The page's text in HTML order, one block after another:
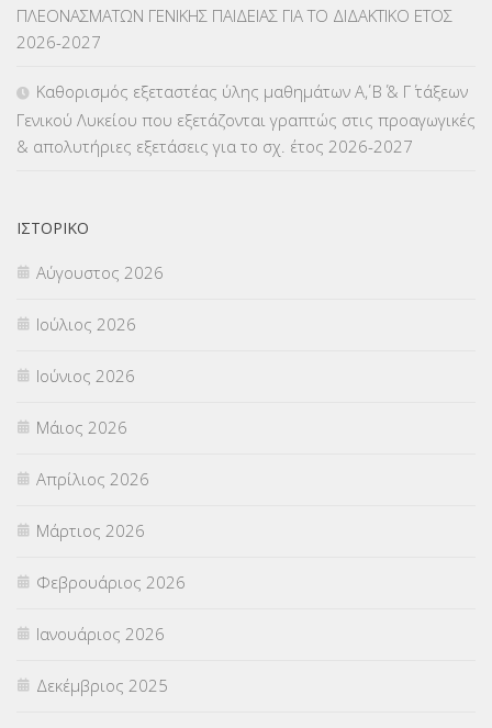
ΜΕΤΑΘΕΣΕΙΣ-ΤΟΠΟΘΕΤΗΣΕΙΣ ΒΕΛΤΙΩΣΕΙΣ(319)
ΜΕΤΑΦΟΡΑ ΜΑΘΗΤΩΝ(3)
ΟΙΚΟΝΟΜΙΚΑ ΘΕΜΑΤΑ
Π.Ε.Κ. ΗΡΑΚΛΕΙΟΥ
ΠΑΝΕΛΛΑΔΙΚΕΣ ΕΞΕΤΑΣΕΙΣ
ΠΡΟΚΗΡΥΞΕΙΣ
ΣΕΜΙΝΑΡΙΑ – ΗΜΕΡΙΔΕΣ
ΣΕΠ(50)
ΣΤΕΛΕΧΗ (360)
ΣΥΜΒΟΥΛΕΥΤΙΚΟΣ ΣΤΑΘΜΟΣ ΝΕΩΝ
ΣΥΝΤΑΞΕΙΣ(12)
ΣΧΟΛΙΚΟΙ ΣΥΜΒΟΥΛΟΙ
ΠΛΕΟΝΑΣΜΑΤΩΝ ΓΕΝΙΚΗΣ ΠΑΙΔΕΙΑΣ ΓΙΑ ΤΟ ΔΙΔΑΚΤΙΚΟ ΕΤΟΣ
2026-2027
Καθορισμός εξεταστέας ύλης μαθημάτων Α΄, Β΄ & Γ΄ τάξεων
Γενικού Λυκείου που εξετάζονται γραπτώς στις προαγωγικές
& απολυτήριες εξετάσεις για το σχ. έτος 2026-2027
ΙΣΤΟΡΙΚΌ
Αύγουστος 2026
Ιούλιος 2026
Ιούνιος 2026
Μάιος 2026
Απρίλιος 2026
Μάρτιος 2026
Φεβρουάριος 2026
Ιανουάριος 2026
Δεκέμβριος 2025